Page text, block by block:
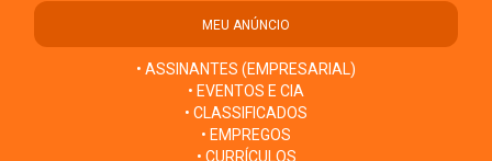
MEU ANÚNCIO
• ASSINANTES (EMPRESARIAL)
• EVENTOS E CIA
• CLASSIFICADOS
• EMPREGOS
• CURRÍCULOS